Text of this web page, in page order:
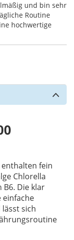
und bin sehr
Routine
hochwertige
fein
Chlorella
Die klar
einfache
sich